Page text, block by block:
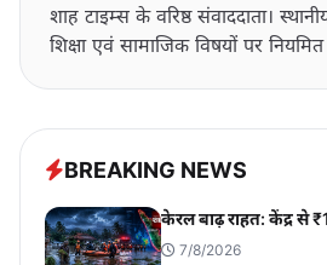
शाह टाइम्स के वरिष्ठ संवाददाता।
शिक्षा एवं सामाजिक विषयों पर नियमित
BREAKING NEWS
केरल बाढ़ राहत: केंद्र से
7/8/2026